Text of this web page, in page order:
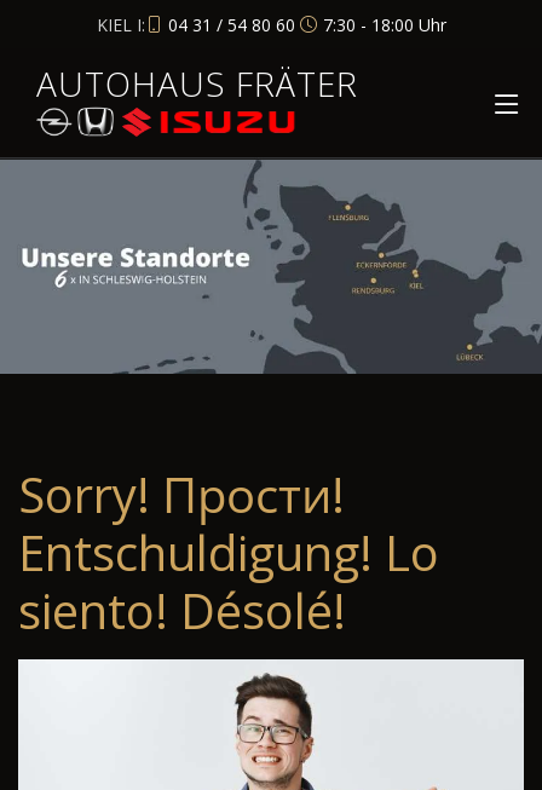
KIEL I: 04 31 / 54 80 60 7:30 - 18:00 Uhr
AUTOHAUS FRÄTER
Sorry! Прости!
Entschuldigung! Lo
siento! Désolé!